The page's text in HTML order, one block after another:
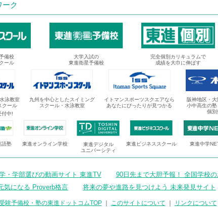
ーク
備校
ール
大学入試の
東進衛星予備校
完全個別カリキュラムで
成績を大巾に伸ばす
泳教室
クール
付中!
九州を中心としたスイミング
スクール・水泳教室
イトマンスポーツスクエアなら
あなたにぴったりが見つかる
阪神地区・
小中高生の
個別
語塾 東進オンライン学校
東進デジタル
ユニバーシティ
東進ビジネススクール 東進中学
・学部選びの動画サイト 東進TV 90日先まで大胆予報！ 全国学校
気になる Proverb格言
将来の夢や進路を見つけよう 未来発見サイト
験予備校・塾の東進ドットコムTOP｜ このサイトについて リンクについて